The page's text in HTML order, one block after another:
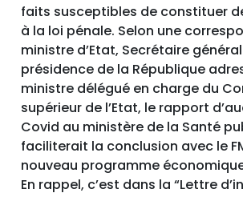
faits susceptibles de constituer
à la loi pénale. Selon une
ministre d’Etat, Secrétaire
présidence de la République
ministre délégué en charge du
supérieur de l’Etat, le rapport
Covid au ministère de la Santé
faciliterait la conclusion avec le
nouveau programme
En rappel, c’est dans la “Lettre